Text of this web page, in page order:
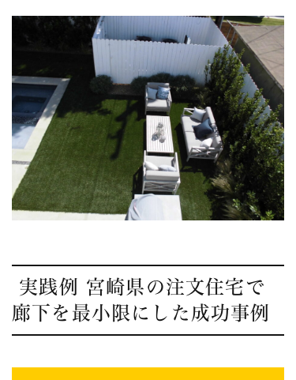
実践例 宮崎県の注文住宅で
廊下を最小限にした成功事例